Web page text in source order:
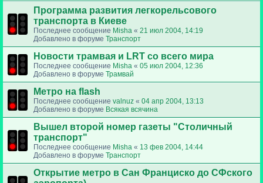
Программа развития легкорельсового
транспорта в Киеве
Последнее сообщение Misha « 21 июл 2004, 14:19
Добавлено в форуме Транспорт
Новости трамвая и LRT со всего мира
Последнее сообщение Misha « 05 июл 2004, 12:36
Добавлено в форуме Трамвай
Метро на flash
Последнее сообщение valnuz « 04 апр 2004, 13:13
Добавлено в форуме Всякая всячина
Вышел второй номер газеты "Столичный
транспорт"
Последнее сообщение Misha « 13 фев 2004, 14:44
Добавлено в форуме Транспорт
Открытие метро в Сан Франциско до СФского